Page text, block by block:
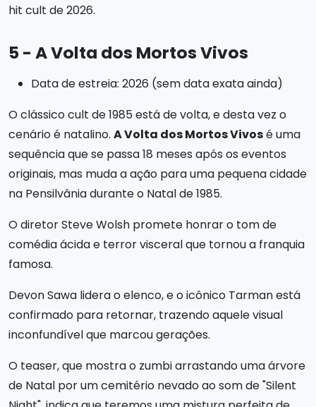
hit cult de 2026.
5 - A Volta dos Mortos Vivos
Data de estreia: 2026 (sem data exata ainda)
O clássico cult de 1985 está de volta, e desta vez o
cenário é natalino. A Volta dos Mortos Vivosé uma
sequência que se passa 18 meses após os eventos
originais, mas muda a ação para uma pequena cidade
na Pensilvânia durante o Natal de 1985.
O diretor Steve Wolsh promete honrar o tom de
comédia ácida e terror visceral que tornou a franquia
famosa.
Devon Sawa lidera o elenco, e o icônico Tarman está
confirmado para retornar, trazendo aquele visual
inconfundível que marcou gerações.
O teaser, que mostra o zumbi arrastando uma árvore
de Natal por um cemitério nevado ao som de "Silent